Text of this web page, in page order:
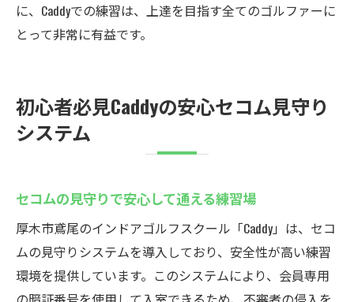
に、Caddyでの練習は、上達を目指す全てのゴルファーに
とって非常に有益です。
初心者必見Caddyの安心セコム見守り
システム
セコムの見守りで安心して通える練習場
厚木市鳶尾のインドアゴルフスクール「Caddy」は、セコ
ムの見守りシステムを導入しており、安全性が高い練習
環境を提供しています。このシステムにより、会員専用